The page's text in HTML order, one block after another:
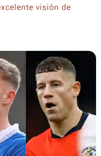
visión de